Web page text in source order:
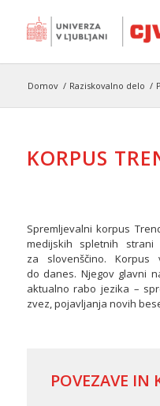
Domov / Raziskovalno delo /
KORPUS
Spremljevalni korpus
medijskih spletnih
za slovenščino. Korpus
do danes. Njegov glavni
aktualno rabo jezika –
zvez, pojavljanja novih
POVEZAVE IN